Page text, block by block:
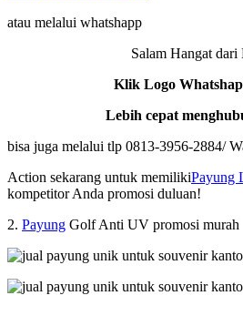
atau melalui whatshapp
Salam Hangat dari
Klik Logo
Lebih cepat
bisa juga melalui tlp 0813-3956-2884/
Action sekarang untuk memilikiPayung
kompetitor Anda promosi duluan!
2. Payung Golf Anti UV promosi murah